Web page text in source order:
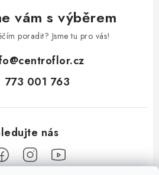
vám s výběrem
poradit? Jsme tu pro vás!
@centroflor.cz
773 001 763